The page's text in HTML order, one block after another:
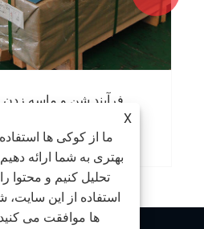
فرآیند شن و ماسه
X
ما از کوکی ها
بهتری به شما ارائه
تحلیل کنیم و
استفاده از این سایت،
ها موافقت می